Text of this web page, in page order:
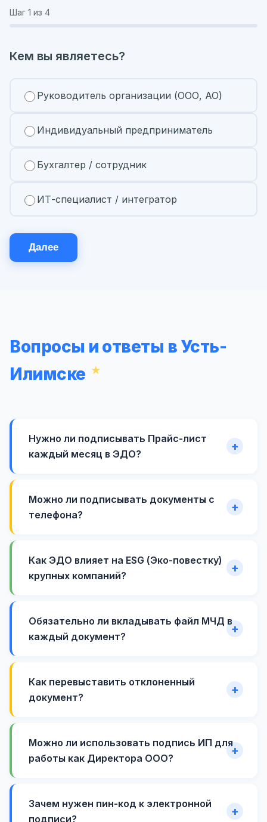
Шаг 1 из 4
Кем вы являетесь?
Руководитель организации (ООО, АО)
Индивидуальный предприниматель
Бухгалтер / сотрудник
ИТ-специалист / интегратор
Далее
Вопросы и ответы в Усть-
Илимске
Нужно ли подписывать Прайс-лист
каждый месяц в ЭДО?
Можно ли подписывать документы с
телефона?
Как ЭДО влияет на ESG (Эко-повестку)
крупных компаний?
Обязательно ли вкладывать файл МЧД в
каждый документ?
Как перевыставить отклоненный
документ?
Можно ли использовать подпись ИП для
работы как Директора ООО?
Зачем нужен пин-код к электронной
подписи?